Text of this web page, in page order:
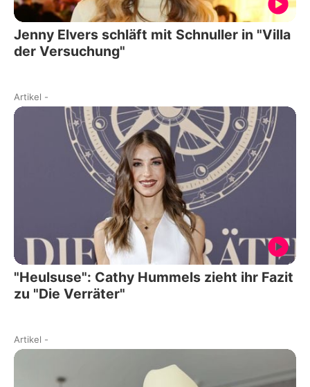
Jenny Elvers schläft mit Schnuller in "Villa
der Versuchung"
Artikel -
"Heulsuse": Cathy Hummels zieht ihr Fazit
zu "Die Verräter"
Artikel -